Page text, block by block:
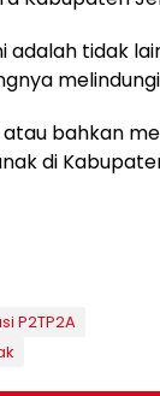
adalah tidak
atau bahkan
di
P2TP2A